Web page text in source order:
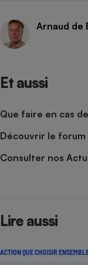
Arnaud de
Et aussi
Que faire en cas
Découvrir le forum
Consulter nos
Lire aussi
ACTION QUE CHOISIR